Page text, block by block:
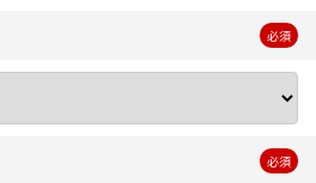
必須
必須